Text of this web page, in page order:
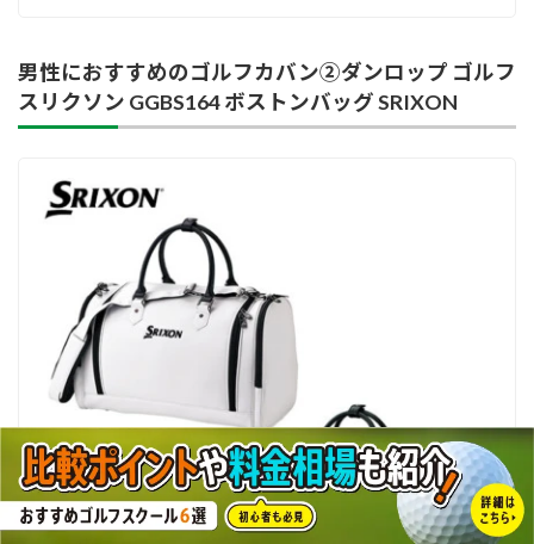
男性におすすめのゴルフカバン②ダンロップ ゴルフ
スリクソン GGBS164 ボストンバッグ SRIXON